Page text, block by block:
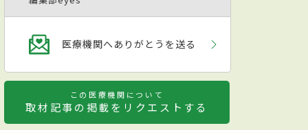
医療機関へありがとうを送る
この医療機関について
取材記事の掲載をリクエストする